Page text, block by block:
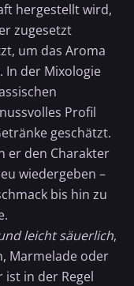
hergestellt wird,
zugesetzt
um das Aroma
In der Mixologie
Profil
geschätzt.
er den Charakter
wiedergeben –
bis hin zu
leicht säuerlich,
Marmelade oder
in der Regel